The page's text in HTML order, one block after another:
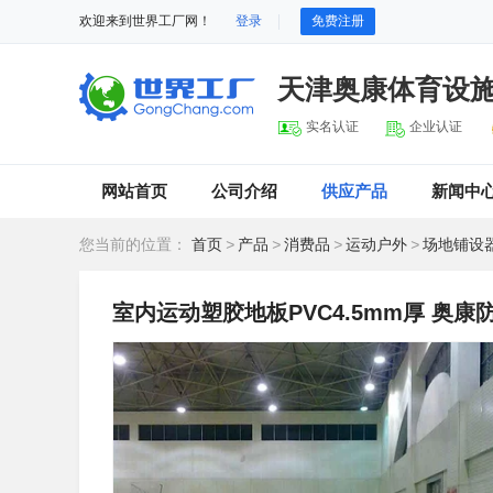
欢迎来到世界工厂网！ 登录 免费注册
天津奥康体育设
实名认证 企业认证
网站首页 公司介绍 供应产品 新闻中
您当前的位置： 首页 > 产品 >消费品 >运动户外 >场地铺设
室内运动塑胶地板PVC4.5mm厚 奥康